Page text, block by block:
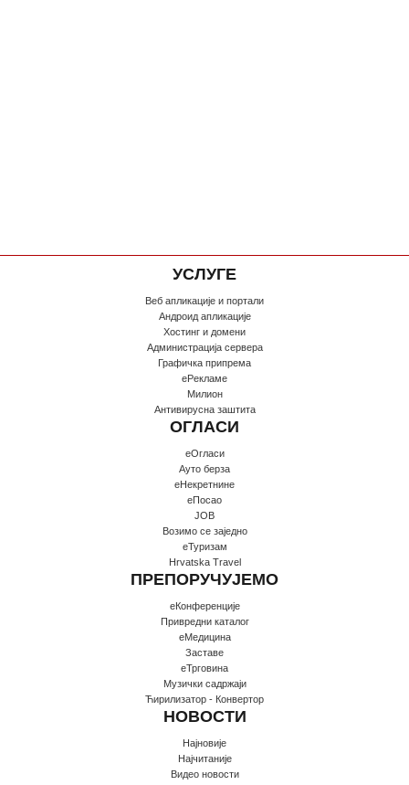
УСЛУГЕ
Веб апликације и портали
Андроид апликације
Хостинг и домени
Администрација сервера
Графичка припрема
еРекламе
Милион
Антивирусна заштита
ОГЛАСИ
еОгласи
Ауто берза
еНекретнине
еПосао
JOB
Возимо се заједно
еТуризам
Hrvatska Travel
ПРЕПОРУЧУЈЕМО
еКонференције
Привредни каталог
еМедицина
Заставе
еТрговина
Музички садржаји
Ћирилизатор - Конвертор
НОВОСТИ
Најновије
Најчитаније
Видео новости